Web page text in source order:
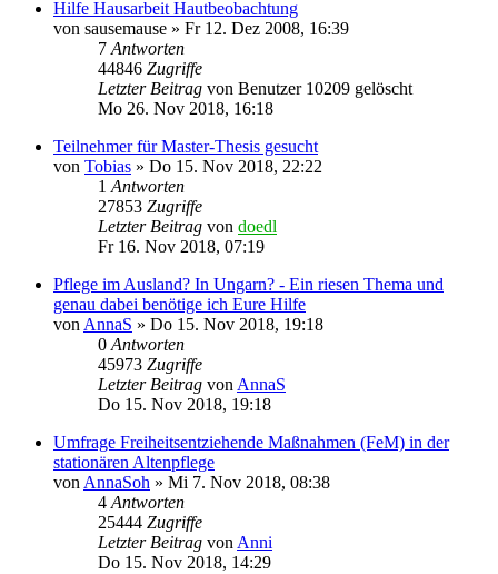
Hilfe Hausarbeit Hautbeobachtung
von sausemause » Fr 12. Dez 2008, 16:39
7 Antworten
44846 Zugriffe
Letzter Beitrag von Benutzer 10209 gelöscht
Mo 26. Nov 2018, 16:18
Teilnehmer für Master-Thesis gesucht
von Tobias » Do 15. Nov 2018, 22:22
1 Antworten
27853 Zugriffe
Letzter Beitrag von doedl
Fr 16. Nov 2018, 07:19
Pflege im Ausland? In Ungarn? - Ein riesen Thema und
genau dabei benötige ich Eure Hilfe
von AnnaS » Do 15. Nov 2018, 19:18
0 Antworten
45973 Zugriffe
Letzter Beitrag von AnnaS
Do 15. Nov 2018, 19:18
Umfrage Freiheitsentziehende Maßnahmen (FeM) in der
stationären Altenpflege
von AnnaSoh » Mi 7. Nov 2018, 08:38
4 Antworten
25444 Zugriffe
Letzter Beitrag von Anni
Do 15. Nov 2018, 14:29